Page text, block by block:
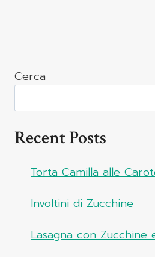
Cerca
Recent Posts
Torta Camilla alle
Involtini di Zucchine
Lasagna con Zucchine